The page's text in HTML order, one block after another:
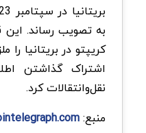
به تصویب رساند. این
کریپتو در بریتانیا را
اشتراک گذاشتن
نقل‌وانتقالات کرد.
منبع: